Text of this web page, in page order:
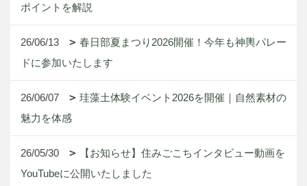
ポイントを解説
26/06/13
春日部夏まつり2026開催！今年も神輿パレー
ドに参加いたします
26/06/07
珪藻土体験イベント2026を開催｜自然素材の
魅力を体感
26/05/30
【お知らせ】住みごこちインタビュー動画を
YouTubeに公開いたしました